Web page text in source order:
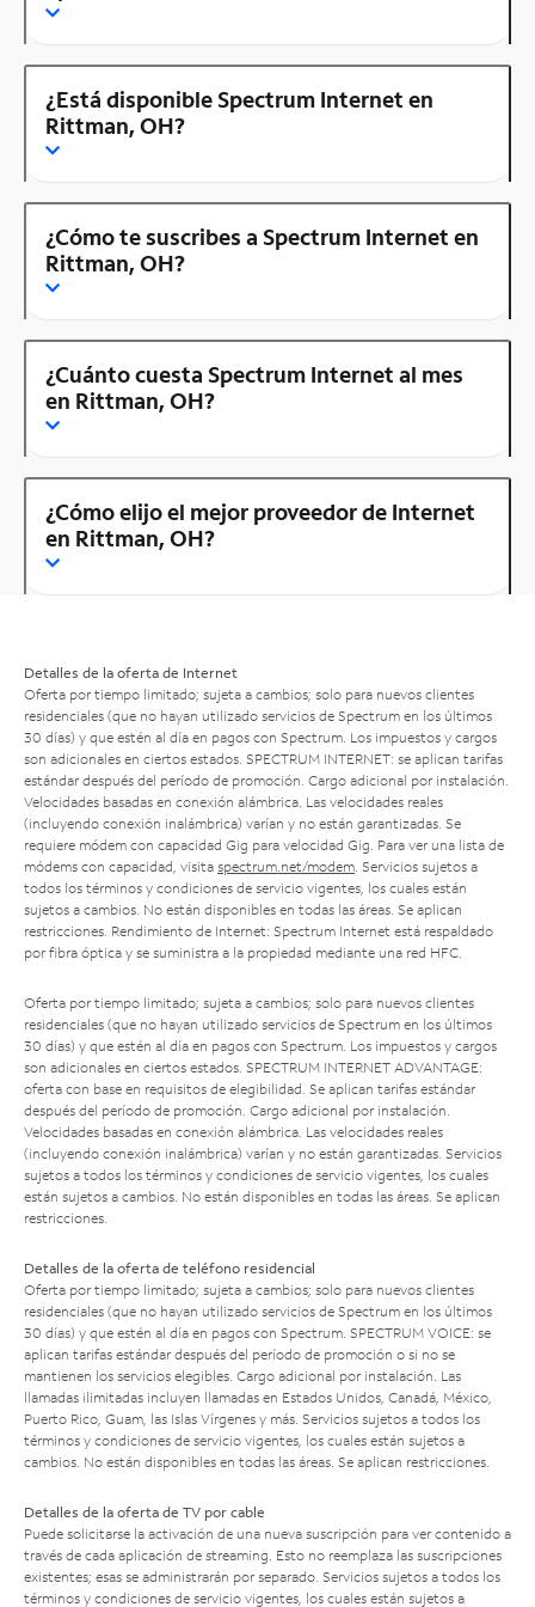
¿Está disponible Spectrum Internet en
Rittman, OH?
¿Cómo te suscribes a Spectrum Internet en
Rittman, OH?
¿Cuánto cuesta Spectrum Internet al mes
en Rittman, OH?
¿Cómo elijo el mejor proveedor de Internet
en Rittman, OH?
Detalles de la oferta de Internet
Oferta por tiempo limitado; sujeta a cambios; solo para nuevos clientes
residenciales (que no hayan utilizado servicios de Spectrum en los últimos
30 días) y que estén al día en pagos con Spectrum. Los impuestos y cargos
son adicionales en ciertos estados. SPECTRUM INTERNET: se aplican tarifas
estándar después del período de promoción. Cargo adicional por instalación.
Velocidades basadas en conexión alámbrica. Las velocidades reales
(incluyendo conexión inalámbrica) varían y no están garantizadas. Se
requiere módem con capacidad Gig para velocidad Gig. Para ver una lista de
módems con capacidad, visita spectrum.net/modem . Servicios sujetos a
todos los términos y condiciones de servicio vigentes, los cuales están
sujetos a cambios. No están disponibles en todas las áreas. Se aplican
restricciones. Rendimiento de Internet: Spectrum Internet está respaldado
por fibra óptica y se suministra a la propiedad mediante una red HFC.
Oferta por tiempo limitado; sujeta a cambios; solo para nuevos clientes
residenciales (que no hayan utilizado servicios de Spectrum en los últimos
30 días) y que estén al día en pagos con Spectrum. Los impuestos y cargos
son adicionales en ciertos estados. SPECTRUM INTERNET ADVANTAGE:
oferta con base en requisitos de elegibilidad. Se aplican tarifas estándar
después del período de promoción. Cargo adicional por instalación.
Velocidades basadas en conexión alámbrica. Las velocidades reales
(incluyendo conexión inalámbrica) varían y no están garantizadas. Servicios
sujetos a todos los términos y condiciones de servicio vigentes, los cuales
están sujetos a cambios. No están disponibles en todas las áreas. Se aplican
restricciones.
Detalles de la oferta de teléfono residencial
Oferta por tiempo limitado; sujeta a cambios; solo para nuevos clientes
residenciales (que no hayan utilizado servicios de Spectrum en los últimos
30 días) y que estén al día en pagos con Spectrum. SPECTRUM VOICE: se
aplican tarifas estándar después del período de promoción o si no se
mantienen los servicios elegibles. Cargo adicional por instalación. Las
llamadas ilimitadas incluyen llamadas en Estados Unidos, Canadá, México,
Puerto Rico, Guam, las Islas Vírgenes y más. Servicios sujetos a todos los
términos y condiciones de servicio vigentes, los cuales están sujetos a
cambios. No están disponibles en todas las áreas. Se aplican restricciones.
Detalles de la oferta de TV por cable
Puede solicitarse la activación de una nueva suscripción para ver contenido a
través de cada aplicación de streaming. Esto no reemplaza las suscripciones
existentes; esas se administrarán por separado. Servicios sujetos a todos los
términos y condiciones de servicio vigentes, los cuales están sujetos a